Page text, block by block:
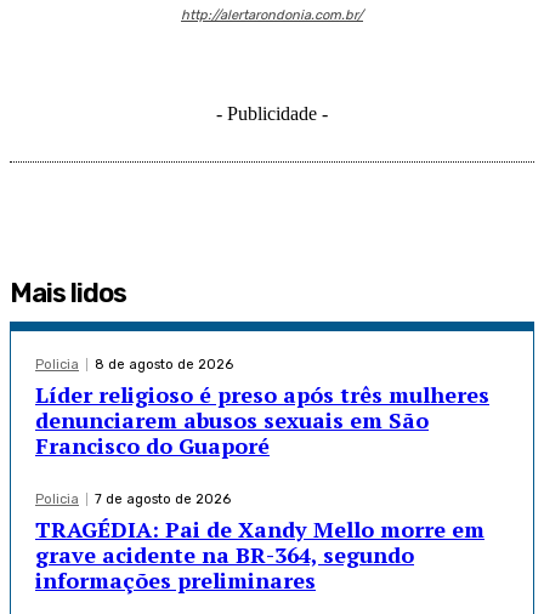
http://alertarondonia.com.br/
- Publicidade -
Mais lidos
Policia 8 de agosto de 2026
Líder religioso é preso após três mulheres
denunciarem abusos sexuais em São
Francisco do Guaporé
Policia 7 de agosto de 2026
TRAGÉDIA: Pai de Xandy Mello morre em
grave acidente na BR-364, segundo
informações preliminares